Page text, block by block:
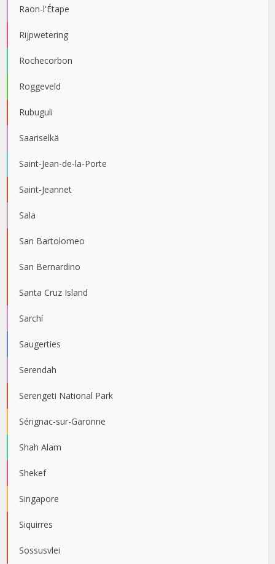
Raon-l'Étape
Rijpwetering
Rochecorbon
Roggeveld
Rubuguli
Saariselkä
Saint-Jean-de-la-Porte
Saint-Jeannet
Sala
San Bartolomeo
San Bernardino
Santa Cruz Island
Sarchí
Saugerties
Serendah
Serengeti National Park
Sérignac-sur-Garonne
Shah Alam
Shekef
Singapore
Siquirres
Sossusvlei